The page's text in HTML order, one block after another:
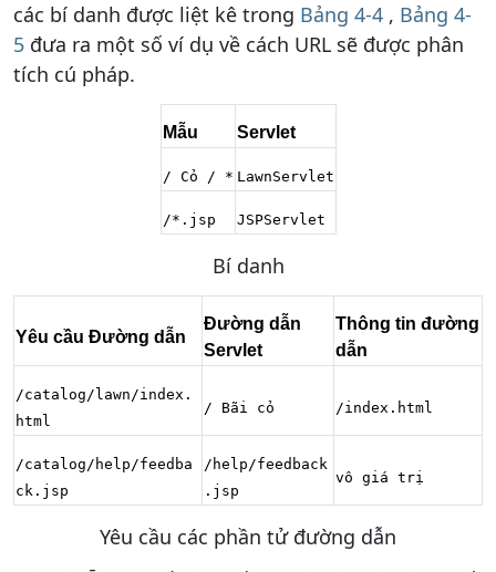
các bí danh được liệt kê trong Bảng 4-4 , Bảng 4-
5 đưa ra một số ví dụ về cách URL sẽ được phân
tích cú pháp.
Mẫu Servlet
/ Cỏ / * LawnServlet
/*.jsp JSPServlet
​​Bí danh
Yêu cầu Đường dẫn
Đường dẫn
Servlet
Thông tin đường
dẫn
/catalog/lawn/index.
html
/ Bãi cỏ /index.html
/catalog/help/feedba
ck.jsp
/help/feedback
.jsp
vô giá trị
Yêu cầu các phần tử đường dẫn